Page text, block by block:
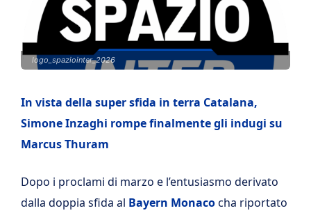
logo_spaziointer_2026
In vista della super sfida in terra Catalana,
Simone Inzaghi rompe finalmente gli indugi su
Marcus Thuram
Dopo i proclami di marzo e l’entusiasmo derivato
dalla doppia sfida al Bayern Monacocha riportato